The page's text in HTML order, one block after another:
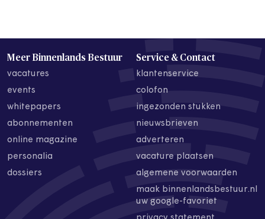
Meer Binnenlands Bestuur
vacatures
events
whitepapers
abonnementen
online magazine
personalia
dossiers
Service & Contact
klantenservice
colofon
ingezonden stukken
nieuwsbrieven
adverteren
vacature plaatsen
algemene voorwaarden
maak binnenlandsbestuur.nl
uw google-favoriet